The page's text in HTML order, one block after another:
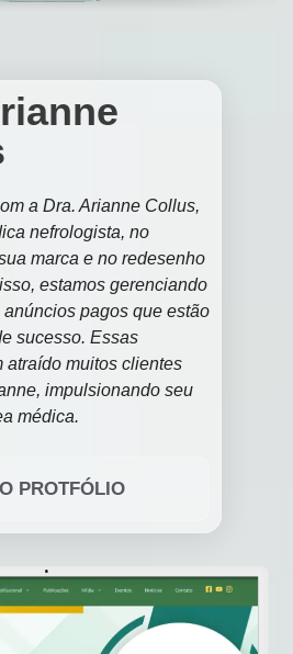
a Dra. Arianne Collus,
nefrologista, no
marca e no redesenho
estamos gerenciando
pagos que estão
sucesso. Essas
atraído muitos clientes
impulsionando seu
médica.
PROTFÓLIO